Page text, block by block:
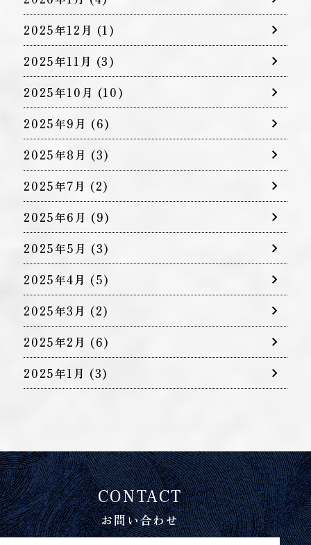
2025年12月 (1)
2025年11月 (3)
2025年10月 (10)
2025年9月 (6)
2025年8月 (3)
2025年7月 (2)
2025年6月 (9)
2025年5月 (3)
2025年4月 (5)
2025年3月 (2)
2025年2月 (6)
2025年1月 (3)
CONTACT
お問い合わせ